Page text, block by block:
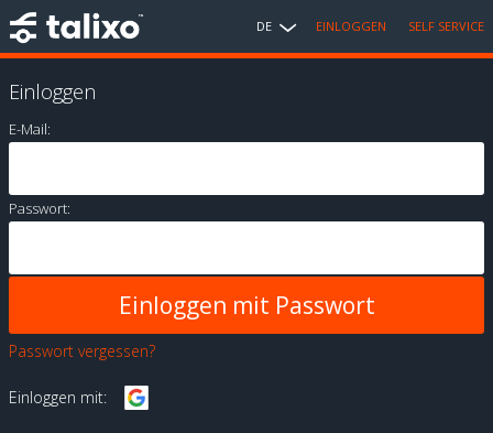
DE EINLOGGEN SELF SERVICE
Einloggen
E-Mail:
Passwort:
Passwort vergessen?
Einloggen mit: